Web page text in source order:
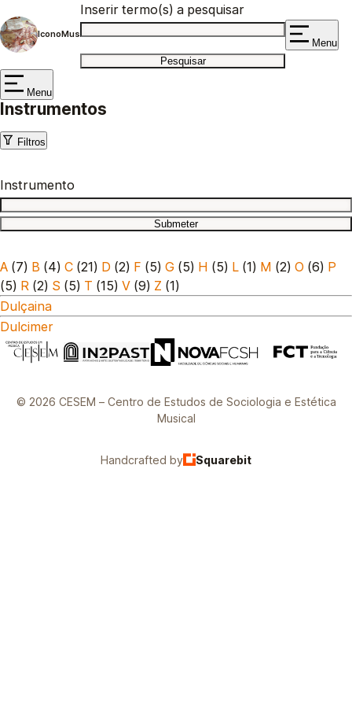
IconoMus
Inserir termo(s) a pesquisar
Menu
Menu
Instrumentos
Filtros
Instrumento
A (7) B (4) C (21) D (2) F (5) G (5) H (5) L (1) M (2) O (6) P
(5) R (2) S (5) T (15) V (9) Z (1)
Dulçaina
Dulcimer
© 2026 CESEM – Centro de Estudos de Sociologia e Estética
Musical
Handcrafted by Squarebit